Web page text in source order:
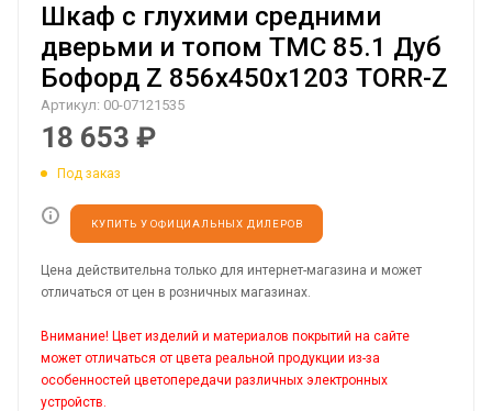
Шкаф с глухими средними
дверьми и топом TMC 85.1 Дуб
Бофорд Z 856х450х1203 TORR-Z
Артикул: 00-07121535
18 653 ₽
Под заказ
КУПИТЬ У ОФИЦИАЛЬНЫХ ДИЛЕРОВ
Цена действительна только для интернет-магазина и может
отличаться от цен в розничных магазинах.
Внимание! Цвет изделий и материалов покрытий на сайте
может отличаться от цвета реальной продукции из-за
особенностей цветопередачи различных электронных
устройств.